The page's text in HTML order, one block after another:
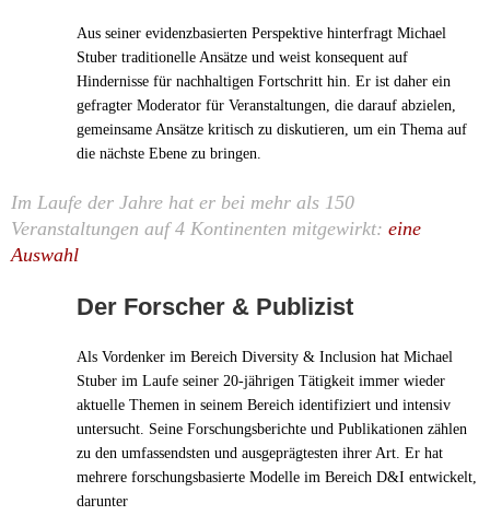
Aus seiner evidenzbasierten Perspektive hinterfragt Michael
Stuber traditionelle Ansätze und weist konsequent auf
Hindernisse für nachhaltigen Fortschritt hin. Er ist daher ein
gefragter Moderator für Veranstaltungen, die darauf abzielen,
gemeinsame Ansätze kritisch zu diskutieren, um ein Thema auf
die nächste Ebene zu bringen.
Im Laufe der Jahre hat er bei mehr als 150
Veranstaltungen auf 4 Kontinenten mitgewirkt: eine
Auswahl
Der Forscher & Publizist
Als Vordenker im Bereich Diversity & Inclusion hat Michael
Stuber im Laufe seiner 20-jährigen Tätigkeit immer wieder
aktuelle Themen in seinem Bereich identifiziert und intensiv
untersucht. Seine Forschungsberichte und Publikationen zählen
zu den umfassendsten und ausgeprägtesten ihrer Art. Er hat
mehrere forschungsbasierte Modelle im Bereich D&I entwickelt,
darunter